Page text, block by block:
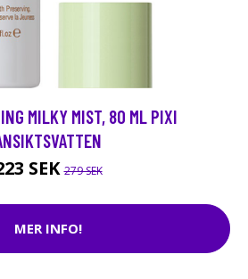
MILKY MIST, 80 ML PIXI
SEK279 SEK
MER INFO!